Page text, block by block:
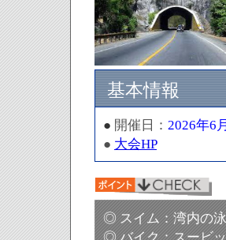
基本情報
● 開催日： 2026年6
● 大会HP
◎ スイム：湾内の